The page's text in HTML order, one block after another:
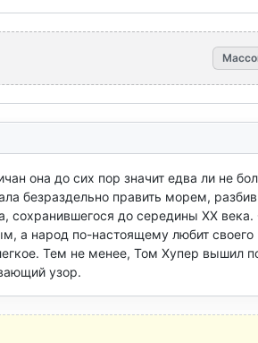
она до сих пор значит едва ли не
безраздельно править морем,
сохранившегося до середины XX века.
а народ по-настоящему любит своего
Тем не менее, Том Хупер вышил
узор.